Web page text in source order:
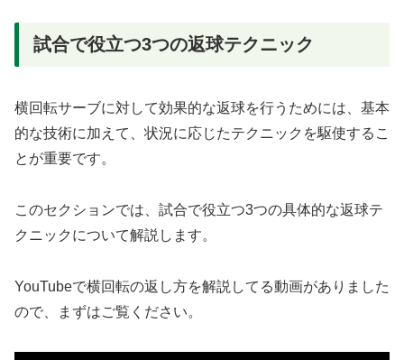
試合で役立つ3つの返球テクニック
横回転サーブに対して効果的な返球を行うためには、基本
的な技術に加えて、状況に応じたテクニックを駆使するこ
とが重要です。
このセクションでは、試合で役立つ3つの具体的な返球テ
クニックについて解説します。
YouTubeで横回転の返し方を解説してる動画がありました
ので、まずはご覧ください。